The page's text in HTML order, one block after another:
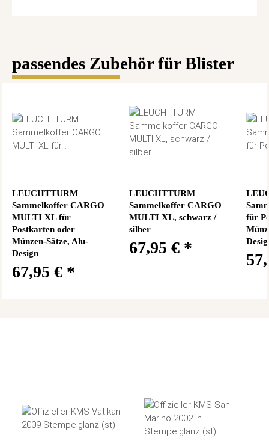
passendes Zubehör für Blister
LEUCHTTURM
Sammelkoffer CARGO
MULTI XL für
Postkarten oder
Münzen-Sätze, Alu-
Design
67,95 € *
LEUCHTTURM
Sammelkoffer CARGO
MULTI XL, schwarz /
silber
67,95 € *
für